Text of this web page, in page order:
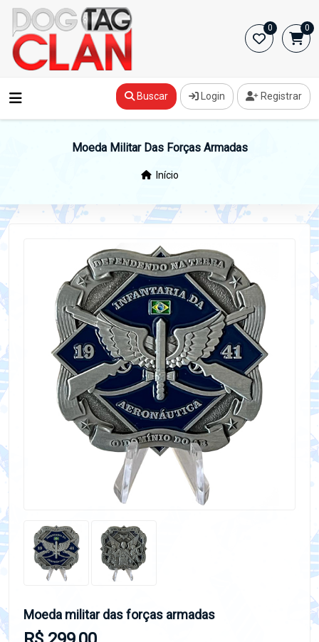
0 0
Buscar Login Registrar
Moeda Militar Das Forças Armadas
Início
Moeda militar das forças armadas